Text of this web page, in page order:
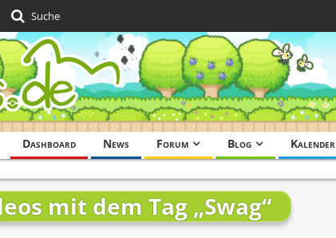
Dashboard News Forum Blog Kalender
Suche
mit dem Tag „Swag“